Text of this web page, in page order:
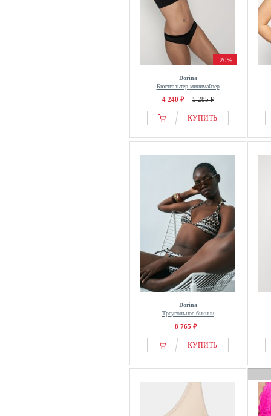
-20%
Dorina
Бюстгальтер-минимайзер
4 240 ₽ 5 285 ₽
КУПИТЬ
Dorina
Треугольное бикини
8 765 ₽
КУПИТЬ